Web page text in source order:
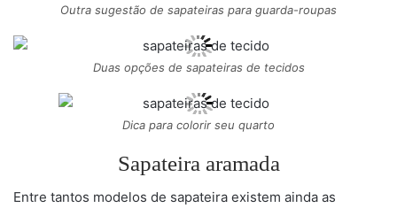
Outra sugestão de sapateiras para guarda-roupas
Duas opções de sapateiras de tecidos
Dica para colorir seu quarto
Sapateira aramada
Entre tantos modelos de sapateira existem ainda as